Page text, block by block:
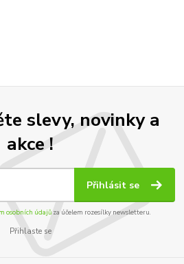
slevy, novinky a
akce !
Přihlásit se
osobních údajůza účelem rozesílky newsletteru.
Přihlaste se